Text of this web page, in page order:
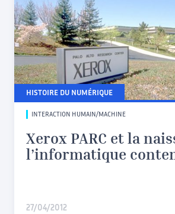
HISTOIRE DU NUMÉRIQUE
INTERACTION HUMAIN/MACHINE
Xerox PARC et la
l’informatique
27/04/2012